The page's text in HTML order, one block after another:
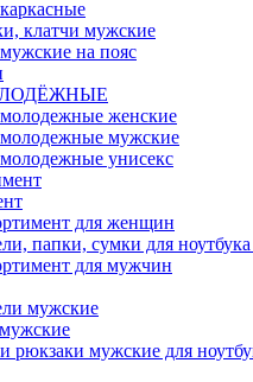
клатчи мужские
на пояс
женские
мужские
унисекс
для женщин
папки, сумки для
для мужчин
мужские
рюкзаки мужские для